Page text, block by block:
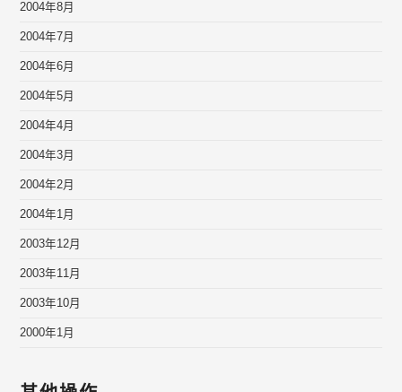
2004年8月
2004年7月
2004年6月
2004年5月
2004年4月
2004年3月
2004年2月
2004年1月
2003年12月
2003年11月
2003年10月
2000年1月